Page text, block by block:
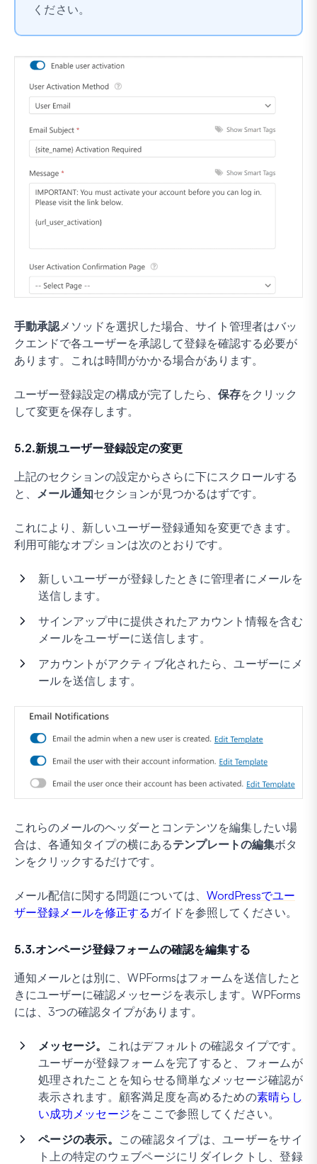
ください。
手動承認 メソッドを選択した場合、サイト管理者はバッ
クエンドで各ユーザーを承認して登録を確認する必要が
あります。これは時間がかかる場合があります。
ユーザー登録設定の構成が完了したら、 保存をクリック
して変更を保存します。
5.2.新規ユーザー登録設定の変更
上記のセクションの設定からさらに下にスクロールする
と、
メール通知セクションが見つかるはずです。
これにより、新しいユーザー登録通知を変更できます。
利用可能なオプションは次のとおりです。
新しいユーザーが登録したときに管理者にメールを
送信します。
サインアップ中に提供されたアカウント情報を含む
メールをユーザーに送信します。
アカウントがアクティブ化されたら、ユーザーにメ
ールを送信します。
これらのメールのヘッダーとコンテンツを編集したい場
合は、各通知タイプの横にあるテンプレートの編集ボタ
ンをクリックするだけです。
メール配信に関する問題については、 WordPressでユー
ザー登録メールを修正する ガイドを参照してください。
5.3.オンページ登録フォームの確認を編集する
通知メールとは別に、WPFormsはフォームを送信したと
きにユーザーに確認メッセージを表示します。WPForms
には、3つの確認タイプがあります。
メッセージ。
これはデフォルトの確認タイプです。
ユーザーが登録フォームを完了すると、フォームが
処理されたことを知らせる簡単なメッセージ確認が
表示されます。顧客満足度を高めるための素晴らし
い成功メッセージをここで参照してください。
ページの表示。 この確認タイプは、ユーザーをサイ
ト上の特定のウェブページにリダイレクトし、登録